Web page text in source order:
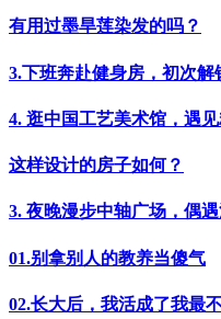
有用过墨旱莲染发的吗？
3.下班奔赴健身房，初次
4. 逛中国工艺美术馆，遇
这样设计的房子如何？
3. 夜晚漫步中轴广场，偶
01.别拿别人的教养当傻气
02.长大后，我活成了我最